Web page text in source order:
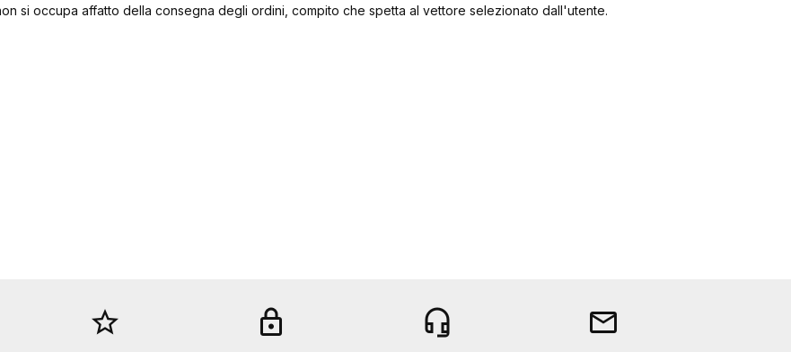
si occupa affatto della consegna degli ordini, compito che spetta al vettore selezionato dall'utente.
star_border lock headset_mic mail